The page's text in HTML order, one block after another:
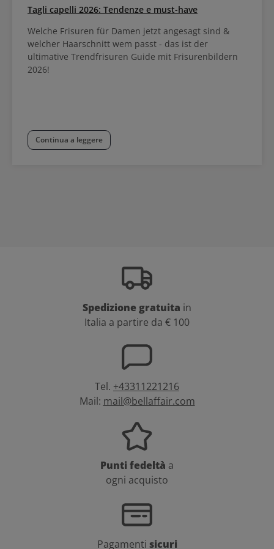
Tagli capelli 2026: Tendenze e must-have
Welche Frisuren für Damen jetzt angesagt sind &
welcher Haarschnitt wem passt - das ist der
ultimative Trendfrisuren Guide mit Frisurenbildern
2026!
Continua a leggere
Spedizione gratuita in
Italia a partire da € 100
Tel. +43311221216
Mail: mail@bellaffair.com
Punti fedeltà a
ogni acquisto
Pagamenti sicuri